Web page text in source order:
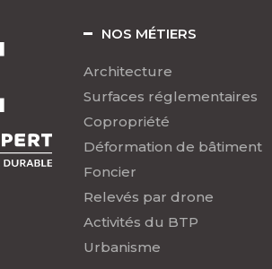
NOS MÉTIERS
Architecture
Surfaces réglementaires
Copropriété
Déformation de bâtiment
Foncier
Relevés par drone
Activités du BTP
Urbanisme